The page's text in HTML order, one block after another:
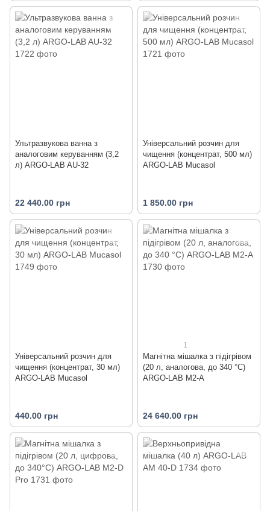
Ультразвукова ванна з
аналоговим керуванням (3,2
л) ARGO-LAB AU-32
22 440.00 грн
Універсальний розчин для
чищення (концентрат, 500 мл)
ARGO-LAB Mucasol
1 850.00 грн
Універсальний розчин для
чищення (концентрат, 30 мл)
ARGO-LAB Mucasol
440.00 грн
1
Магнітна мішалка з підігрівом
(20 л, аналогова, до 340 °C)
ARGO-LAB M2-A
24 640.00 грн